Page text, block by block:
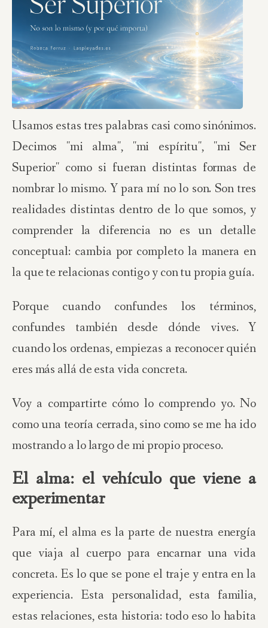
Usamos estas tres palabras casi como sinónimos.
Decimos "mi alma", "mi espíritu", "mi Ser
Superior" como si fueran distintas formas de
nombrar lo mismo. Y para mí no lo son. Son tres
realidades distintas dentro de lo que somos, y
comprender la diferencia no es un detalle
conceptual: cambia por completo la manera en
la que te relacionas contigo y con tu propia guía.
Porque cuando confundes los términos,
confundes también desde dónde vives. Y
cuando los ordenas, empiezas a reconocer quién
eres más allá de esta vida concreta.
Voy a compartirte cómo lo comprendo yo. No
como una teoría cerrada, sino como se me ha ido
mostrando a lo largo de mi propio proceso.
El alma: el vehículo que viene a
experimentar
Para mí, el alma es la parte de nuestra energía
que viaja al cuerpo para encarnar una vida
concreta. Es lo que se pone el traje y entra en la
experiencia. Esta personalidad, esta familia,
estas relaciones, esta historia: todo eso lo habita